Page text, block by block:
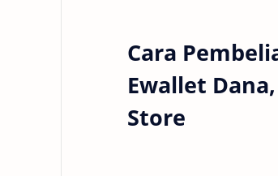
Cara
Ewallet
Store